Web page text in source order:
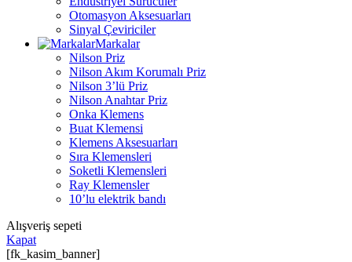
Otomasyon Aksesuarları
Sinyal Çeviriciler
Markalar
Nilson Priz
Nilson Akım Korumalı Priz
Nilson 3’lü Priz
Nilson Anahtar Priz
Onka Klemens
Buat Klemensi
Klemens Aksesuarları
Sıra Klemensleri
Soketli Klemensleri
Ray Klemensler
10’lu elektrik bandı
Alışveriş sepeti
Kapat
[fk_kasim_banner]